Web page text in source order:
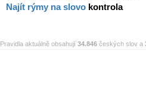
Najít rýmy na slovo kontrola
Pravidla aktuálně obsahují 34.846 českých slov a